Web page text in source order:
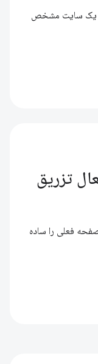
به یک سایت مشخص
تزریق
صفحه فعلی را ساده